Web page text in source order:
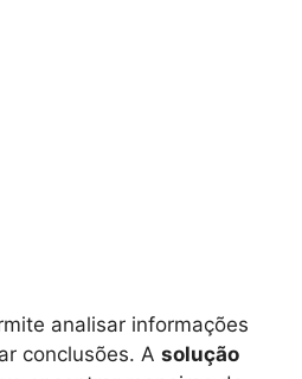
analisar informações
conclusões. A solução